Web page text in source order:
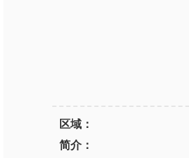
区域：
简介：